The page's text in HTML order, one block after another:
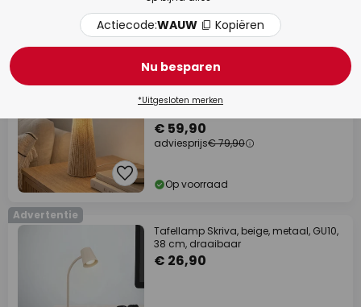
Op voorraad
Nieuw
adviesprijs -25%
Lindby tafellamp Anuva, hoogte 42
€ 59,90
adviesprijs€ 79,90
Op voorraad
Advertentie
Tafellamp Skriva, beige, metaal, GU10,
38 cm, draaibaar
€ 26,90
Actiecode:WAUW Kopiëren
Nu besparen
*Uitgesloten merken